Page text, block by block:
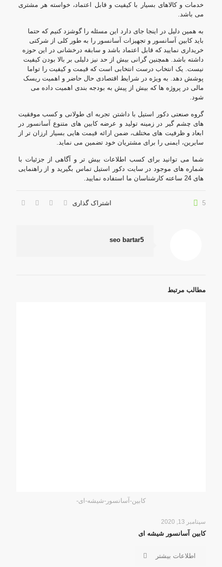
خدمات و کالاهای بسیار با کیفیت و قابل اعتماد، خواسته هر مشتری
می باشد.
به همین دلیل در اینجا جای دارد این مسئله را گوشزد کنیم که حتما
باید کابین آسانسور و تجهیزات آسانسور را به طور کلی از شرکتی
خریداری نمایید که قابل اعتماد باشد و سابقه درخشانی در این حوزه
داشته باشد. همچنین گرانی بیش از حد نیز دلیلی بر بالا بودن کیفیت
نیست. یک انتخاب درست انتخابی است که قیمت و کیفیت را تواما
پوشش دهد. به ویژه در شرایط اقتصادی حال حاضر و اهمیت ریسک
مالی در پروژه ها که بیش از پیش به بودجه بندی اهمیت داده می
شود.
گروه صنعتی دکور استیل با داشتن تجربه ای طولانی و کسب موفقیت
های چشم گیر در زمینه تولید و عرضه کابین های متنوع آسانسور در
ابعاد و ظرفیت های مختلف، ضمن ارائه قیمت هایی بسیار ارزان تر از
سایرین، ایمنی را برای مشتریان خود تضمین می نماید.
شما می توانید برای کسب اطلاعات بیش تر و آگاهی از جزئیات با
شماره های موجود در سایت دکور استیل تماس بگیرید و از راهنمایی
های 24 ساعته کارشناسان ما استفاده نمایید.
اشتراک گذاری 5
seo bartar5
مطالب مرتبط
کابین-آسانسور-شیشه-ای-
سپتامبر 13, 2020
کابین آسانسور شیشه ای
اطلاعات بیشتر